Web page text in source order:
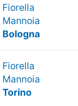
Fiorella
Mannoia
Bologna
Fiorella
Mannoia
Torino